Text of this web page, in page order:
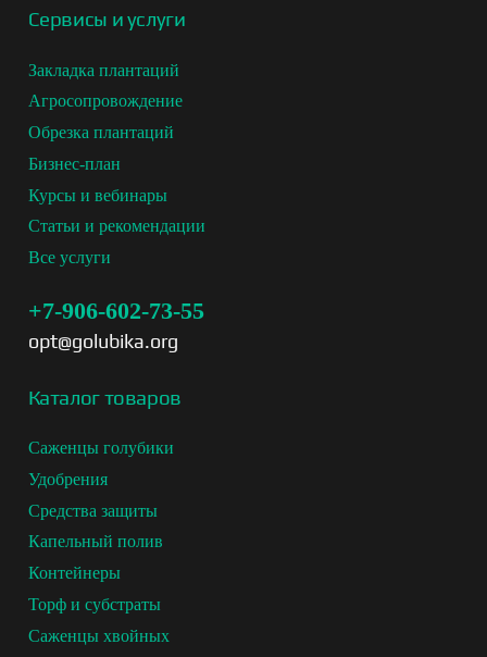
Сервисы и услуги
Закладка плантаций
Агросопровождение
Обрезка плантаций
Бизнес-план
Курсы и вебинары
Статьи и рекомендации
Все услуги
+7-906-602-73-55
opt@golubika.org
Каталог товаров
Саженцы голубики
Удобрения
Средства защиты
Капельный полив
Контейнеры
Торф и субстраты
Саженцы хвойных